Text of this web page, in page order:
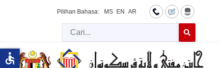
Pilihan Bahasa: MS EN AR
Cari
accessible